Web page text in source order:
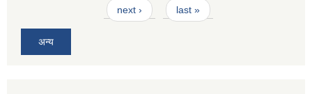
next › last »
अन्य